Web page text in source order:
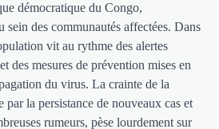
démocratique du Congo,
sein des communautés affectées. Dans
vit au rythme des alertes
des mesures de prévention mises en
du virus. La crainte de la
par la persistance de nouveaux cas et
rumeurs, pèse lourdement sur